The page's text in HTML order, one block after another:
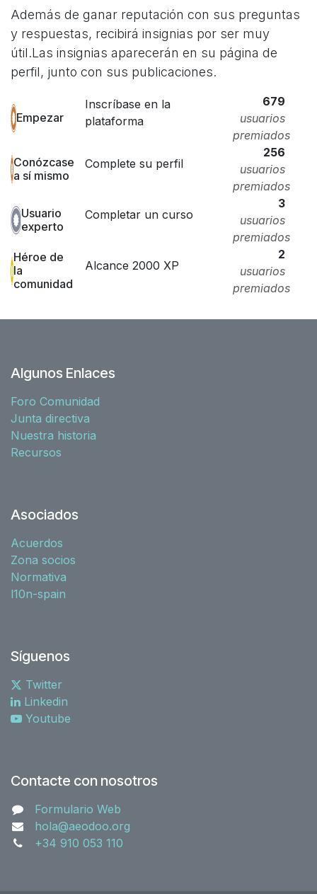
Además de ganar reputación con sus preguntas
y respuestas, recibirá insignias por ser muy
útil.Las insignias aparecerán en su página de
perfil, junto con sus publicaciones.
Empezar
Inscríbase en la
plataforma
679
usuarios
premiados
Conózcase
a sí mismo
Complete su perfil
256
usuarios
premiados
Usuario
experto
Completar un curso
3
usuarios
premiados
Héroe de
la
comunidad
Alcance 2000 XP
2
usuarios
premiados
Algunos Enlaces
Foro Comunidad
Junta directiva
Nuestra historia
Recursos
Asociados
Acuerdos
Zona socios
Normativa
l10n-spain
Síguenos
Twitter
Linkedin
Youtube
Contacte con nosotros
Formulario Web
hola@aeodoo.org
+34 910 053 110